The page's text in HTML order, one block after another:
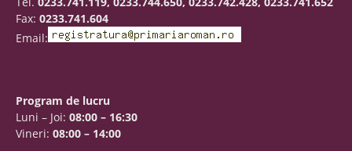
Fax: 0233.741.604
Email:
Program de lucru
Luni – Joi: 08:00 – 16:30
Vineri: 08:00 – 14:00